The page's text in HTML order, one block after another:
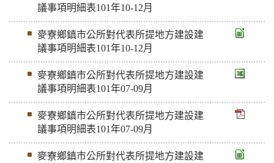
議事項明細表101年10-12月
麥寮鄉鎮市公所對代表所提地方建設建
議事項明細表101年10-12月
麥寮鄉鎮市公所對代表所提地方建設建
議事項明細表101年07-09月
麥寮鄉鎮市公所對代表所提地方建設建
議事項明細表101年07-09月
麥寮鄉鎮市公所對代表所提地方建設建